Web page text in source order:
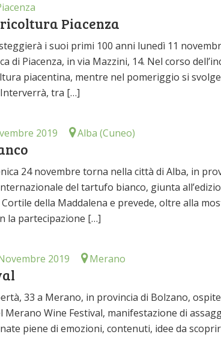
Piacenza
i suoi primi 100 anni lunedì 11
di Piacenza, in via Mazzini, 14. Nel corso
piacentina, mentre nel pomeriggio si
tra […]
2019 Alba (Cuneo)
24 novembre torna nella città di Alba, in
del tartufo bianco, giunta
della Maddalena e prevede, oltre alla
la partecipazione […]
2019 Merano
33 a Merano, in provincia di Bolzano,
Merano Wine Festival, manifestazione di
piene di emozioni, contenuti, idee da